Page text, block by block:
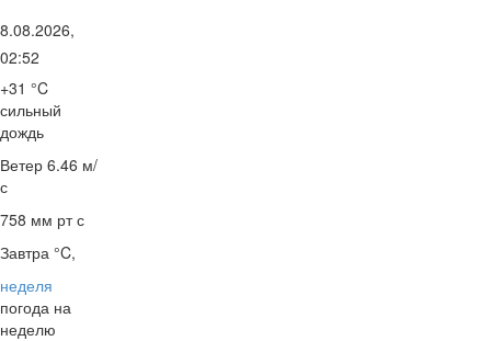
8.08.2026,
02:52
+31 °C
сильный
дождь
Ветер 6.46 м/
с
758 мм рт с
Завтра °C,
неделя
погода на
неделю